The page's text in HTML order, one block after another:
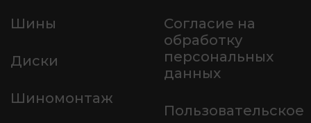
Шины
Диски
Шиномонтаж
Согласие на
обработку
персональных
данных
Пользовательское